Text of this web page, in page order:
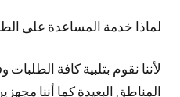
لماذا خدمة المساعدة على
لأننا نقوم بتلبية كافة
المناطق البعيدة كما أننا